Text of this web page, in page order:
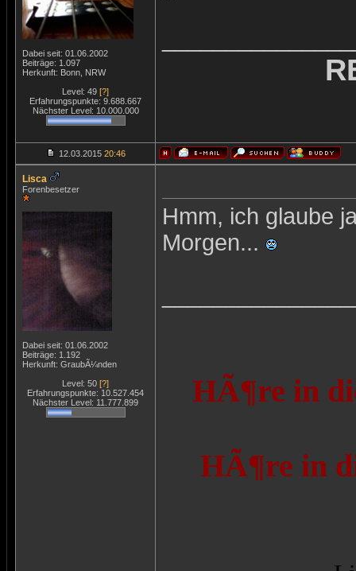
Dabei seit: 01.06.2002
Beiträge: 1.097
Herkunft: Bonn, NRW
Level: 49 [?]
Erfahrungspunkte: 9.688.667
Nächster Level: 10.000.000
12.03.2015 20:46
Lisca
Forenbesetzer
Dabei seit: 01.06.2002
Beiträge: 1.192
Herkunft: GraubÃ¼nden
Level: 50 [?]
Erfahrungspunkte: 10.527.454
Nächster Level: 11.777.899
Hmm, ich glaube
Morgen...
HÃ¶re in
HÃ¶re in